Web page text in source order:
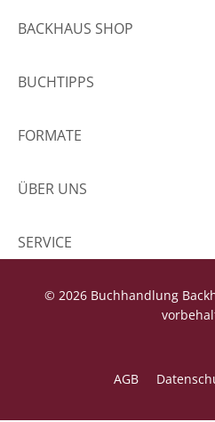
BACKHAUS SHOP
BUCHTIPPS
FORMATE
ÜBER UNS
SERVICE
© 2026 Buchhandlung
AGB